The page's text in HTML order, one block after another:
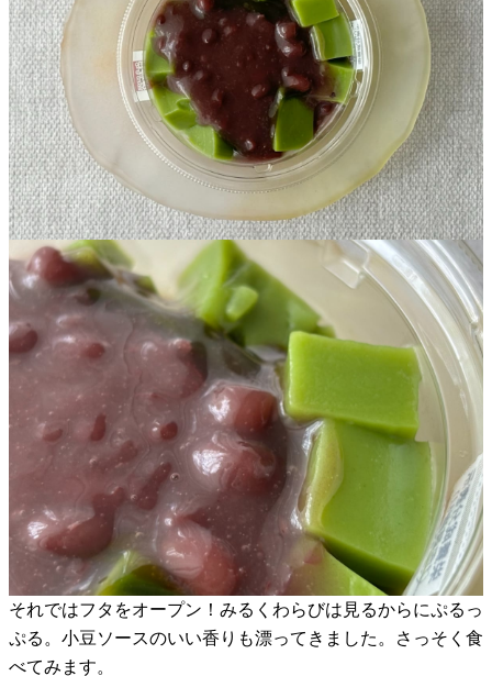
それではフタをオープン！みるくわらびは見るからにぷるっ
ぷる。小豆ソースのいい香りも漂ってきました。さっそく食
べてみます。